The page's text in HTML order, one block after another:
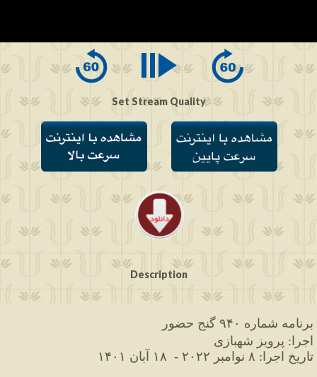
of
Set Stream Quality
Description
برنامه شماره ۹۴۰ گنج حضور
اجرا: پرویز شهبازی
۱۴۰۱ تاریخ اجرا: ۸ نوامبر ۲۰۲۲ -  ۱۸ آبان